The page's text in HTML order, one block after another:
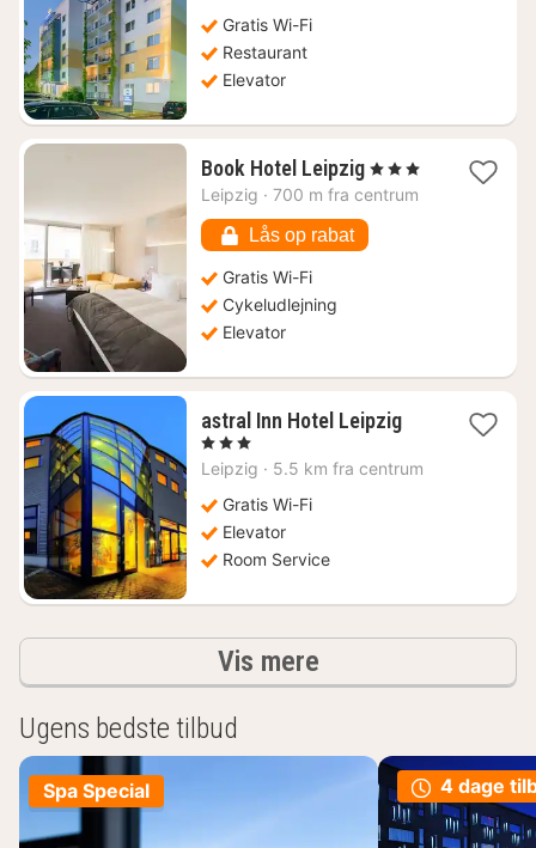
471
kr.
Gratis Wi-Fi
Restaurant
Elevator
Book Hotel Leipzig1
nat
573
kr.
, 3 Stjerner
Leipzig · 700 m fra centrum
Lås op rabat
Gratis Wi-Fi
Cykeludlejning
Elevator
astral Inn Hotel Leipzig1
fra
, 3 Stjerner
Leipzig · 5.5 km fra centrum
Gratis Wi-Fi
Elevator
Room Service
Vis mereresultater
Ugens bedste tilbud
Spa Special 4 dage